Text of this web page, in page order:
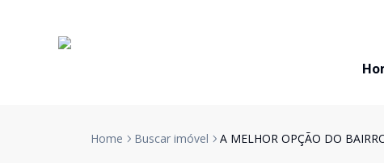
Home Buscar imóvel A MELHOR OPÇÃO DO